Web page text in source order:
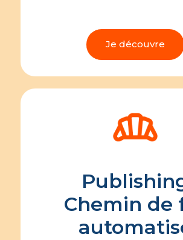
Je découvre
Chemin de